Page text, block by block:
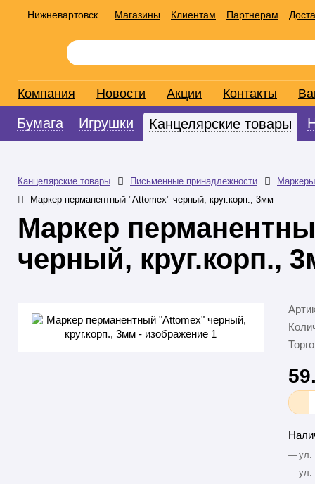
Нижневартовск Магазины Клиентам Партнерам
Компания Новости Акции Контакты
Бумага Игрушки Канцелярские товары
Канцелярские товары Письменные принадлежности
Маркеры
Маркер перманентный "Attomex" черный, круг.корп., 3мм
Маркер
черный, круг.корп.,
—ул.
—ул.